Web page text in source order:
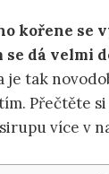
kořene se
dá velmi
je tak
Přečtěte
více v